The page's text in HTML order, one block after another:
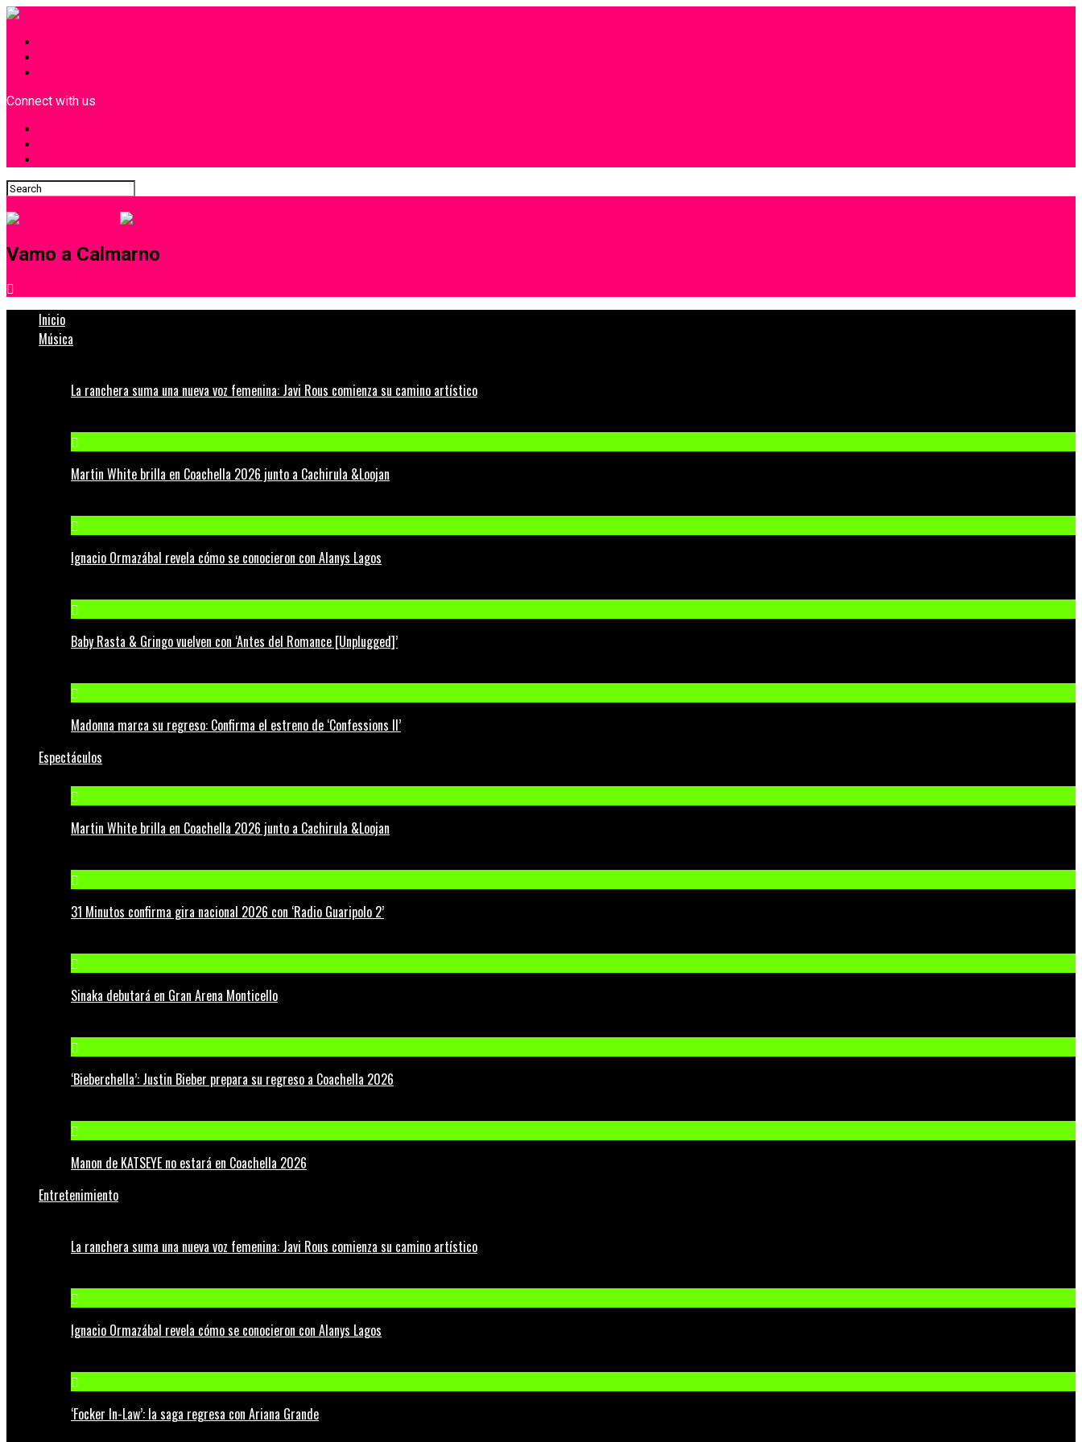
Connect with us
Vamo a Calmarno
Inicio
Música
La ranchera suma una nueva voz femenina: Javi Rous comienza su camino artístico
Martin White brilla en Coachella 2026 junto a Cachirula &Loojan
Ignacio Ormazábal revela cómo se conocieron con Alanys Lagos
Baby Rasta & Gringo vuelven con ‘Antes del Romance [Unplugged]’
Madonna marca su regreso: Confirma el estreno de ‘Confessions II’
Espectáculos
Martin White brilla en Coachella 2026 junto a Cachirula &Loojan
31 Minutos confirma gira nacional 2026 con ‘Radio Guaripolo 2’
Sinaka debutará en Gran Arena Monticello
‘Bieberchella’: Justin Bieber prepara su regreso a Coachella 2026
Manon de KATSEYE no estará en Coachella 2026
Entretenimiento
La ranchera suma una nueva voz femenina: Javi Rous comienza su camino artístico
Ignacio Ormazábal revela cómo se conocieron con Alanys Lagos
‘Focker In-Law’: la saga regresa con Ariana Grande